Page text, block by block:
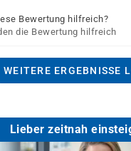
Bewertung hilfreich?
die Bewertung hilfreich
WEITERE ERGEBNISSE
Lieber zeitnah